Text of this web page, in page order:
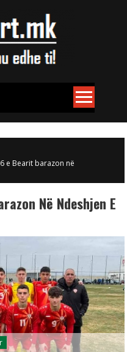
e Bearit barazon në
Në Ndeshjen E